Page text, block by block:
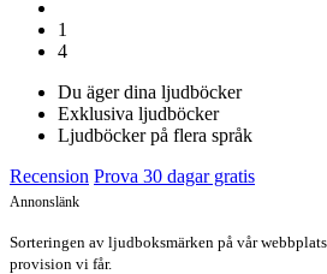
1
4
Du äger dina ljudböcker
Exklusiva ljudböcker
Ljudböcker på flera språk
Recension Prova 30 dagar gratis
Annonslänk
Sorteringen av ljudboksmärken på vår
provision vi får.